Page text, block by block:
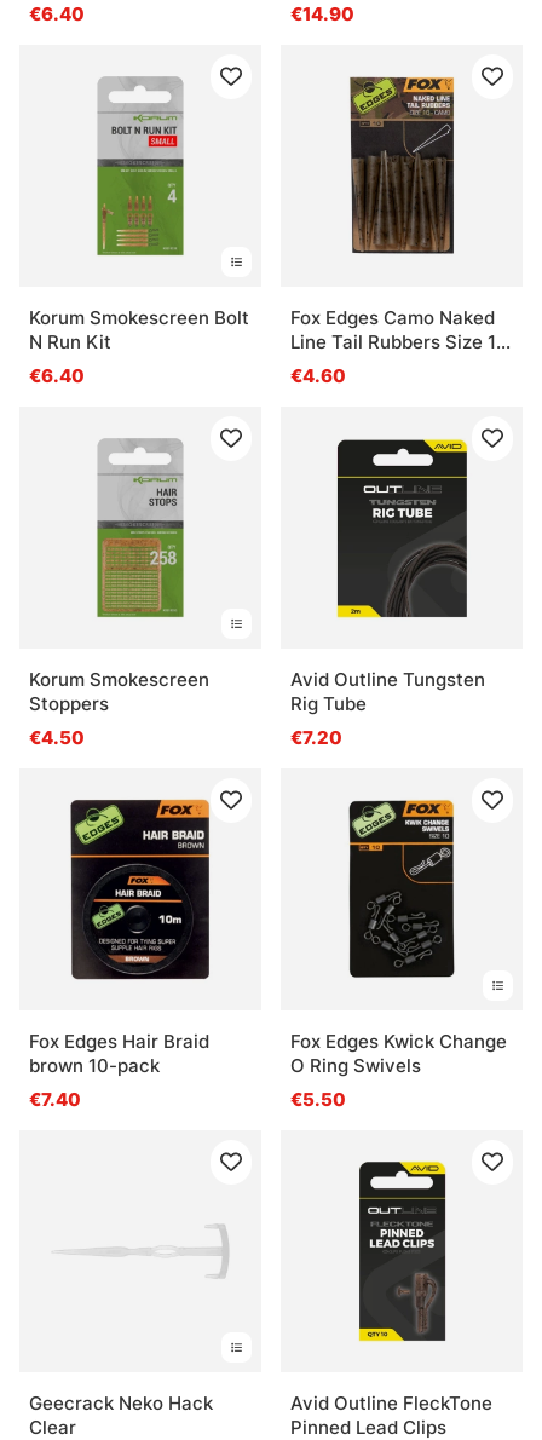
€6.40
€14.90
Korum Smokescreen Bolt
N Run Kit
€6.40
Fox Edges Camo Naked
Line Tail Rubbers Size 10
10-pack
€4.60
Korum Smokescreen
Stoppers
€4.50
Avid Outline Tungsten
Rig Tube
€7.20
Fox Edges Hair Braid
brown 10-pack
€7.40
Fox Edges Kwick Change
O Ring Swivels
€5.50
Geecrack Neko Hack
Clear
Avid Outline FleckTone
Pinned Lead Clips